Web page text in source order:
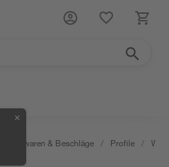
✕
Eisenwaren & Beschläge / Profile /